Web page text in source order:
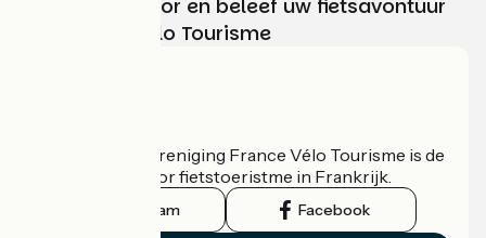
Kies, bereid voor en beleef uw fietsavontuur
met France Vélo Tourisme
De nationale vereniging France Vélo Tourisme is de
officiële gids voor fietstoeristme in Frankrijk.
Instagram Facebook